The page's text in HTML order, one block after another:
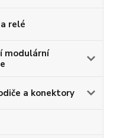
relé
modulární
a konektory